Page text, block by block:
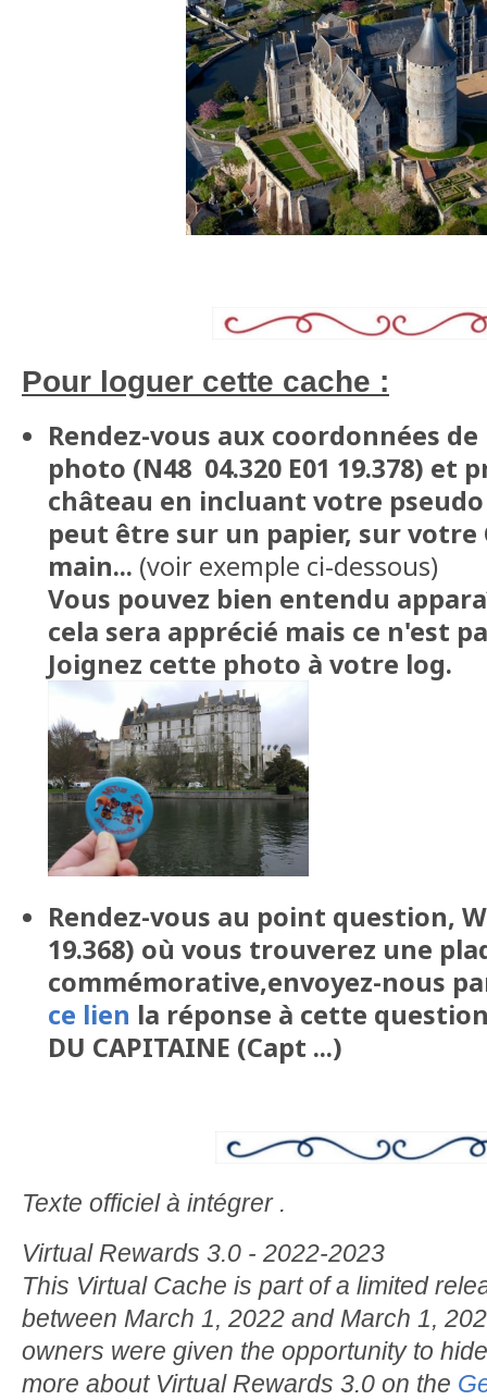
Pour loguer cette cache :
Rendez-vous aux coordonnées
photo (N48 04.320 E01 19.378) et
château en incluant votre pseudo
peut être sur un papier, sur votre
main... (voir exemple ci-dessous)
Vous pouvez bien entendu
cela sera apprécié mais ce n'est
Joignez cette photo à votre log.
Rendez-vous au point question,
19.368) où vous trouverez une
commémorative,envoyez-nous
ce lien la réponse à cette question
DU CAPITAINE (Capt ...)
Texte officiel à intégrer .
Virtual Rewards 3.0 - 2022-2023
This Virtual Cache is part of a limited
between March 1, 2022 and March 1,
owners were given the opportunity to
more about Virtual Rewards 3.0 on the